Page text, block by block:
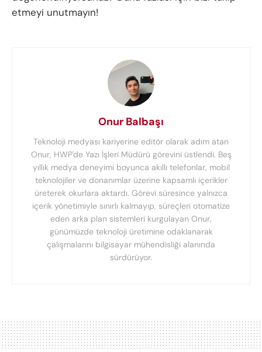
etmeyi unutmayın!
Onur Balbaşı
Teknoloji medyası kariyerine editör olarak adım atan
Onur, HWP'de Yazı İşleri Müdürü görevini üstlendi. Beş
yıllık medya deneyimi boyunca akıllı telefonlar, mobil
teknolojiler ve donanımlar üzerine kapsamlı içerikler
üreterek okurlara aktardı. Görevi süresince yalnızca
içerik yönetimiyle sınırlı kalmayıp, süreçleri otomatize
eden arka plan sistemleri kurgulayan Onur,
günümüzde teknoloji üretimine odaklanarak
çalışmalarını bilgisayar mühendisliği alanında
sürdürüyor.